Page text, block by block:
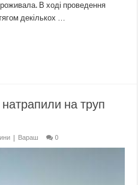
В ході проведення
декількох …
на труп
| Вараш 0